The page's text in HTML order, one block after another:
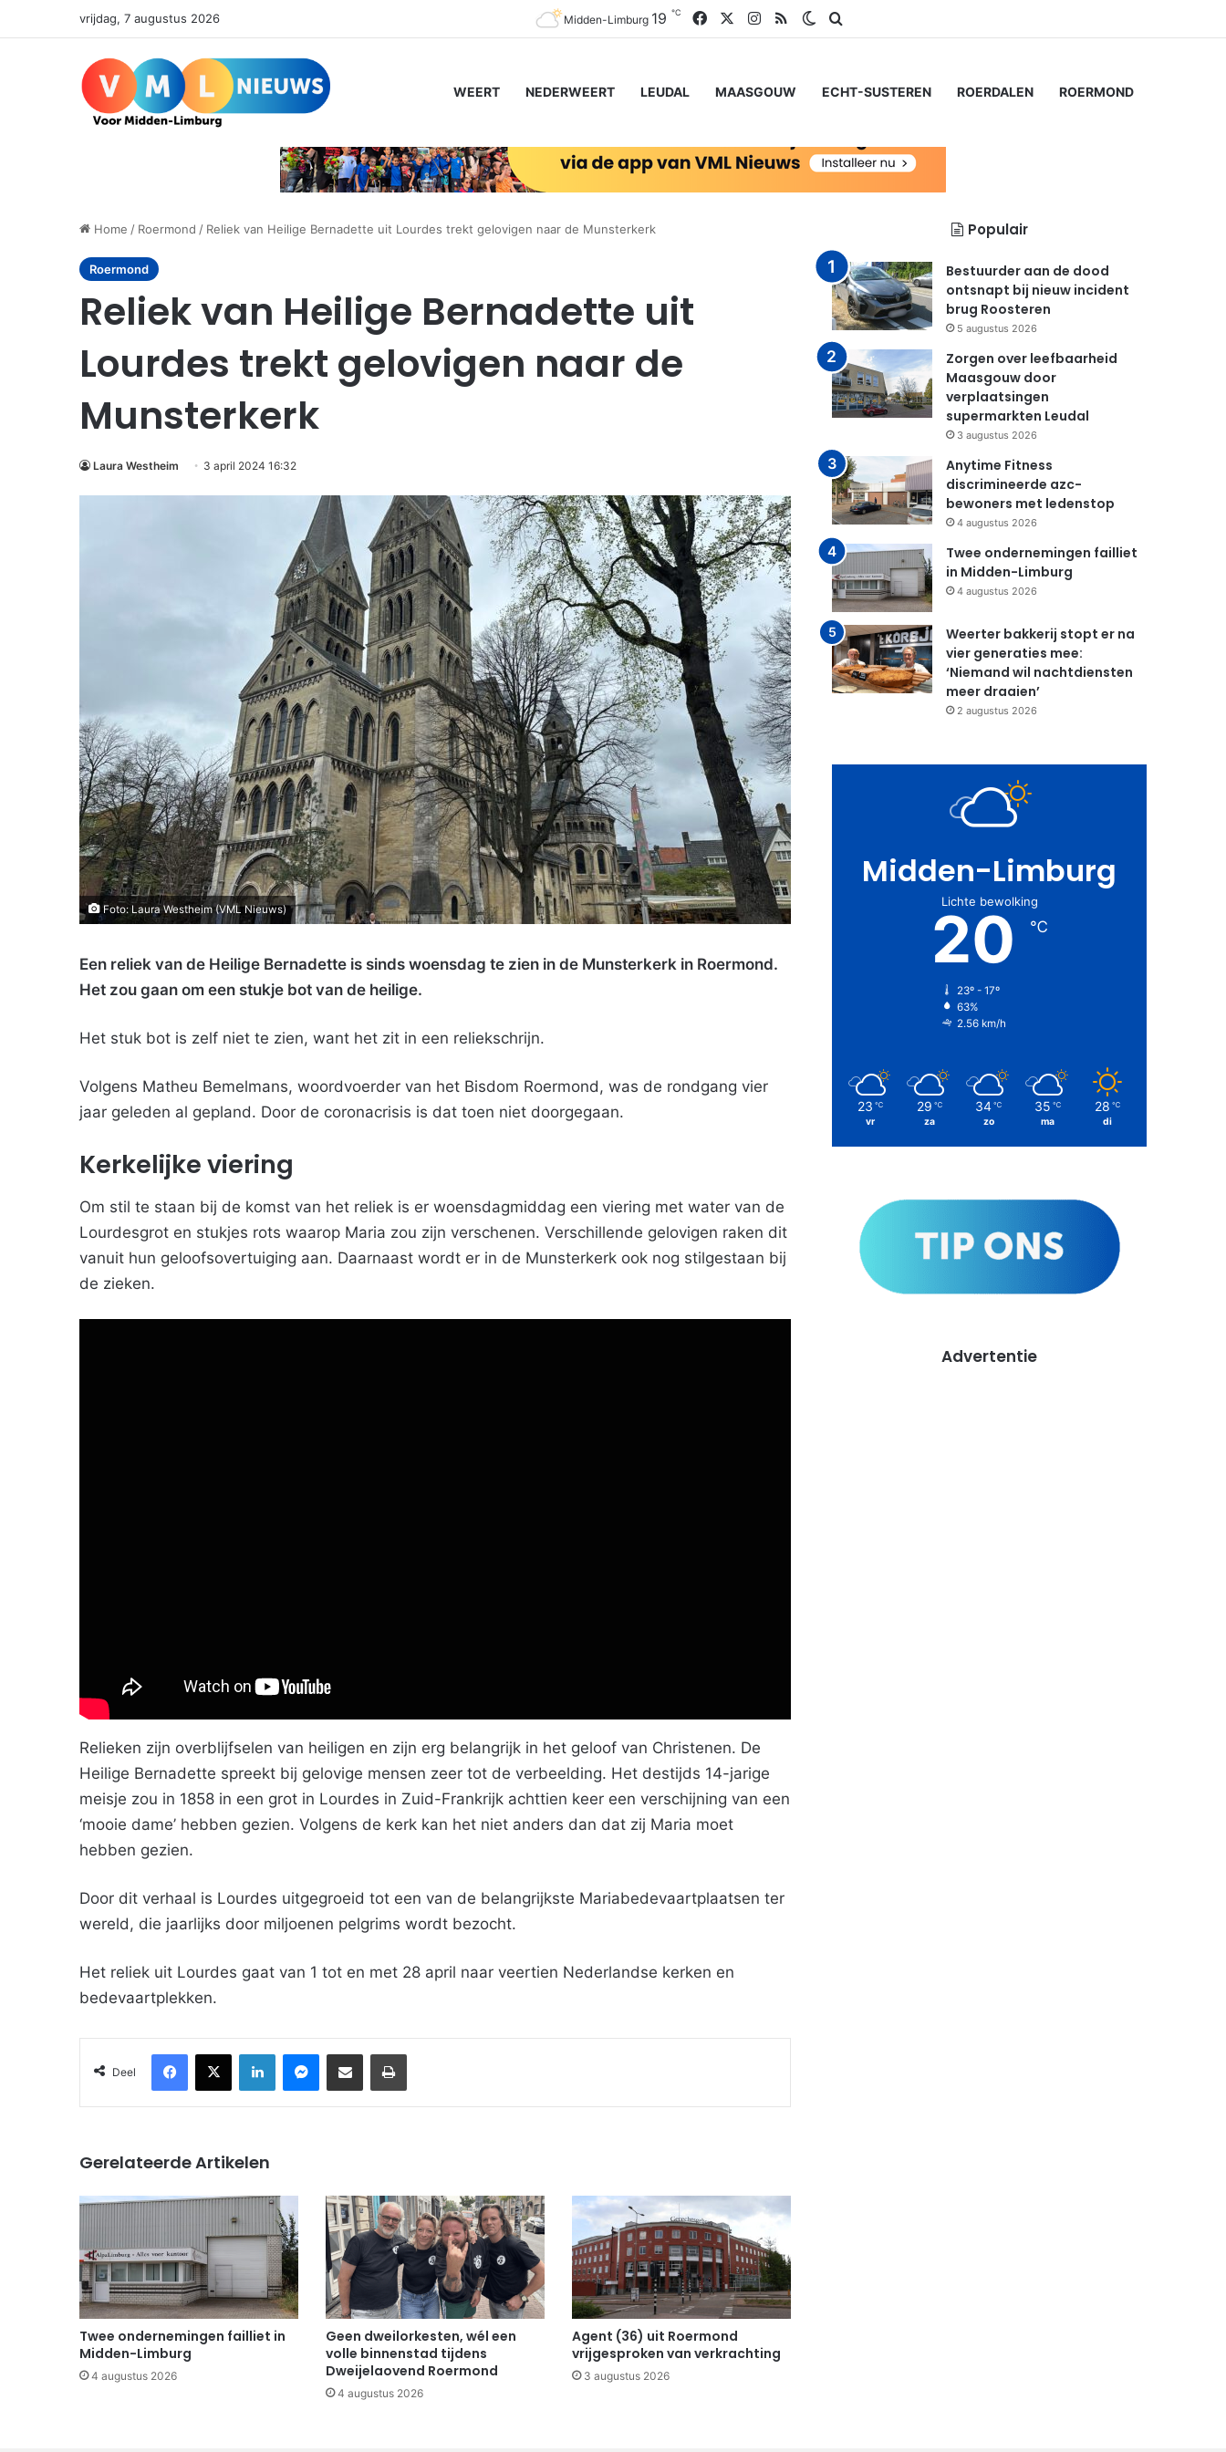
vrijdag, 7 augustus 2026 Midden-Limburg 19 ℃ FacebookInstagram
RSSSwitch skin
WEERT NEDERWEERT LEUDAL MAASGOUW ECHT-SUSTEREN ROERDALEN ROERMOND
Home / Roermond / Reliek van Heilige Bernadette uit Lourdes trekt gelovigen naar de Munsterkerk
Roermond
Reliek van Heilige Bernadette uit
Lourdes trekt gelovigen naar de
Munsterkerk
Laura Westheim 3 april 2024 16:32
Foto: Laura Westheim (VML Nieuws)
Een reliek van de Heilige Bernadette is sinds woensdag te zien in de Munsterkerk in Roermond.
Het zou gaan om een stukje bot van de heilige.
Het stuk bot is zelf niet te zien, want het zit in een reliekschrijn.
Volgens Matheu Bemelmans, woordvoerder van het Bisdom Roermond, was de rondgang vier
jaar geleden al gepland. Door de coronacrisis is dat toen niet doorgegaan.
Kerkelijke viering
Om stil te staan bij de komst van het reliek is er woensdagmiddag een viering met water van de
Lourdesgrot en stukjes rots waarop Maria zou zijn verschenen. Verschillende gelovigen raken dit
vanuit hun geloofsovertuiging aan. Daarnaast wordt er in de Munsterkerk ook nog stilgestaan bij
de zieken.
Relieken zijn overblijfselen van heiligen en zijn erg belangrijk in het geloof van Christenen. De
Heilige Bernadette spreekt bij gelovige mensen zeer tot de verbeelding. Het destijds 14-jarige
meisje zou in 1858 in een grot in Lourdes in Zuid-Frankrijk achttien keer een verschijning van een
‘mooie dame’ hebben gezien. Volgens de kerk kan het niet anders dan dat zij Maria moet
hebben gezien.
Door dit verhaal is Lourdes uitgegroeid tot een van de belangrijkste Mariabedevaartplaatsen ter
wereld, die jaarlijks door miljoenen pelgrims wordt bezocht.
Het reliek uit Lourdes gaat van 1 tot en met 28 april naar veertien Nederlandse kerken en
bedevaartplekken.
Deel
Facebook
X LinkedInMessenger
Deel via Email Print
Gerelateerde Artikelen
Twee ondernemingen failliet in
Midden-Limburg
4 augustus 2026
Geen dweilorkesten, wél een
volle binnenstad tijdens
Dweijelaovend Roermond
4 augustus 2026
Agent (36) uit Roermond
vrijgesproken van verkrachting
3 augustus 2026
Populair
Bestuurder aan de dood
ontsnapt bij nieuw incident
brug Roosteren
5 augustus 2026
Zorgen over leefbaarheid
Maasgouw door
verplaatsingen
supermarkten Leudal
3 augustus 2026
Anytime Fitness
discrimineerde azc-
bewoners met ledenstop
4 augustus 2026
Twee ondernemingen failliet
in Midden-Limburg
4 augustus 2026
Weerter bakkerij stopt er na
vier generaties mee:
‘Niemand wil nachtdiensten
meer draaien’
2 augustus 2026
Midden-Limburg
Lichte bewolking
20 ℃
23º - 17º
63%
2.56 km/h
23 ℃
vr
29 ℃
za
34 ℃
zo
35 ℃
ma
28 ℃
di
Advertentie